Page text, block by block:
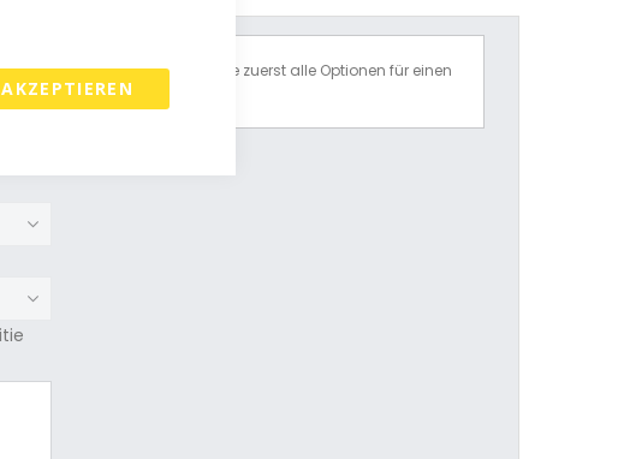
AKZEPTIEREN
Bitte wählen Sie zuerst alle Optionen für einen
Preisvorschlag.